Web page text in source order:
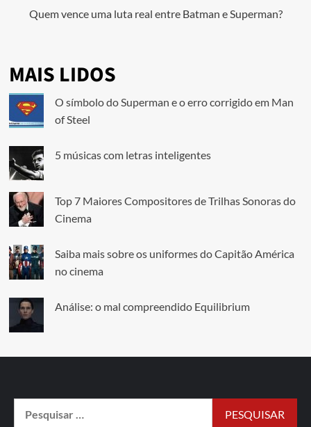
Quem vence uma luta real entre Batman e Superman?
MAIS LIDOS
O símbolo do Superman e o erro corrigido em Man
of Steel
5 músicas com letras inteligentes
Top 7 Maiores Compositores de Trilhas Sonoras do
Cinema
Saiba mais sobre os uniformes do Capitão América
no cinema
Análise: o mal compreendido Equilibrium